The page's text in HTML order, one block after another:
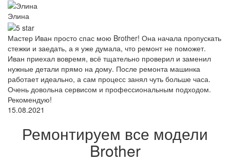
Элина
Мастер Иван просто спас мою Brother! Она начала пропускать
стежки и заедать, а я уже думала, что ремонт не поможет.
Иван приехал вовремя, всё тщательно проверил и заменил
нужные детали прямо на дому. После ремонта машинка
работает идеально, а сам процесс занял чуть больше часа.
Очень довольна сервисом и профессиональным подходом.
Рекомендую!
15.08.2021
Ремонтируем все модели
Brother